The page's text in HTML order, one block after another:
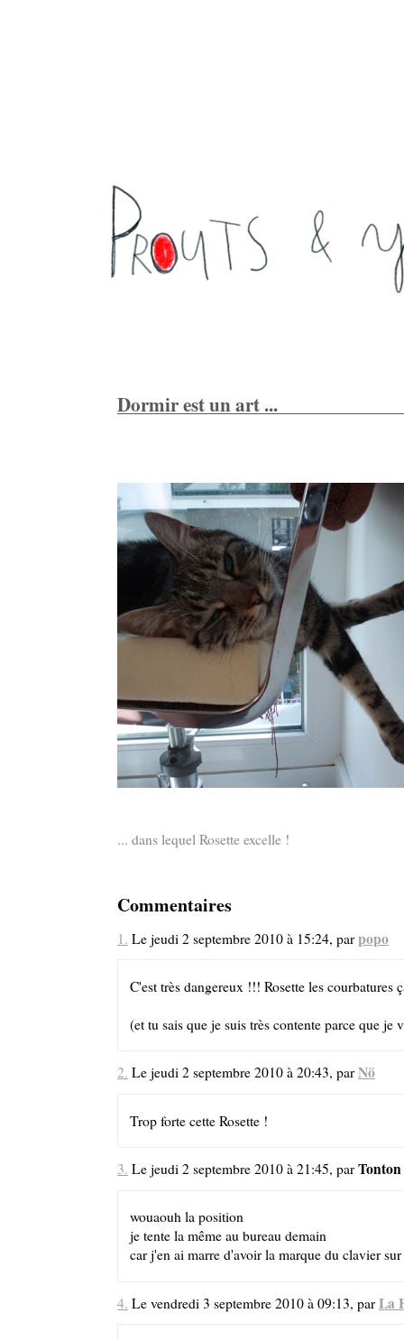
Dormir est un art ...
... dans lequel Rosette excelle !
Commentaires
1. Le jeudi 2 septembre 2010 à 15:24, parpopo
C'est très dangereux !!! Rosette les courbatures
(et tu sais que je suis très contente parce que je
2. Le jeudi 2 septembre 2010 à 20:43, parNö
Trop forte cette Rosette !
3. Le jeudi 2 septembre 2010 à 21:45, par
wouaouh la position
je tente la même au bureau demain
car j'en ai marre d'avoir la marque du clavier
4. Le vendredi 3 septembre 2010 à 09:13, parLa